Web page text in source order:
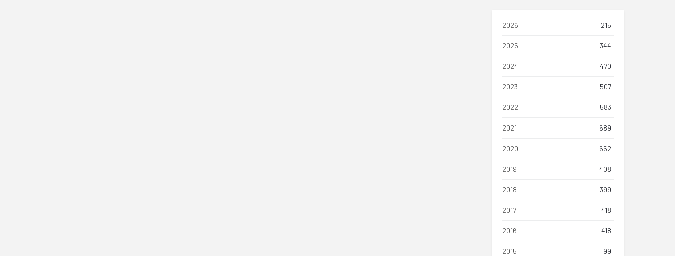
2026 215
2025 344
2024 470
2023 507
2022 583
2021 689
2020 652
2019 408
2018 399
2017 418
2016 418
2015 99